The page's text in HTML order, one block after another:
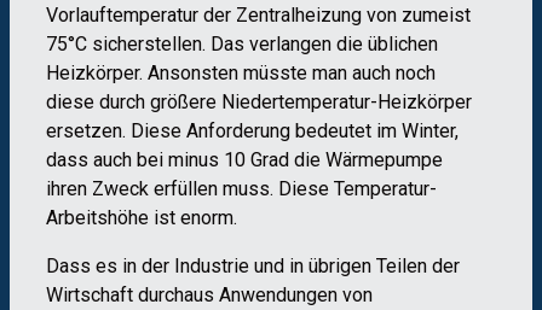
Vorlauftemperatur der Zentralheizung von zumeist
75°C sicherstellen. Das verlangen die üblichen
Heizkörper. Ansonsten müsste man auch noch
diese durch größere Niedertemperatur-Heizkörper
ersetzen. Diese Anforderung bedeutet im Winter,
dass auch bei minus 10 Grad die Wärmepumpe
ihren Zweck erfüllen muss. Diese Temperatur-
Arbeitshöhe ist enorm.
Dass es in der Industrie und in übrigen Teilen der
Wirtschaft durchaus Anwendungen von